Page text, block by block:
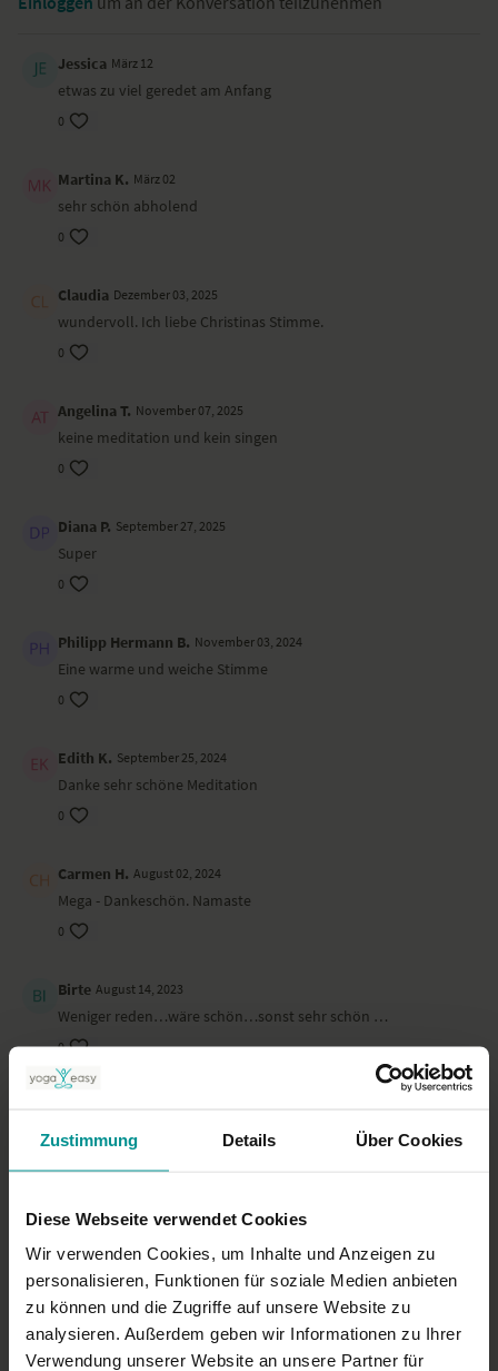
Zustimmung Details Über Cookies
Diese Webseite verwendet Cookies
Wir verwenden Cookies, um Inhalte und Anzeigen zu
personalisieren, Funktionen für soziale Medien anbieten
zu können und die Zugriffe auf unsere Website zu
analysieren. Außerdem geben wir Informationen zu Ihrer
Verwendung unserer Website an unsere Partner für
Jessica März 12
etwas zu viel geredet am Anfang
0
Martina K. März 02
sehr schön abholend
0
Claudia Dezember 03, 2025
wundervoll. Ich liebe Christinas Stimme.
0
Angelina T. November 07, 2025
keine meditation und kein singen
0
Diana P. September 27, 2025
Super
0
Philipp Hermann B. November 03, 2024
Eine warme und weiche Stimme
0
Edith K. September 25, 2024
Danke sehr schöne Meditation
0
Carmen H. August 02, 2024
Mega - Dankeschön. Namaste
0
Birte August 14, 2023
Weniger reden…wäre schön…sonst sehr schön …
0
sehr schön
Mehr laden
Ähnliche Videos